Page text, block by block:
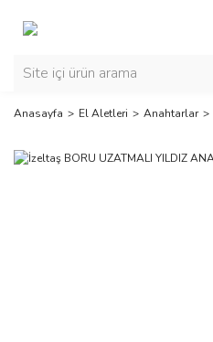
Anasayfa El Aletleri Anahtarlar